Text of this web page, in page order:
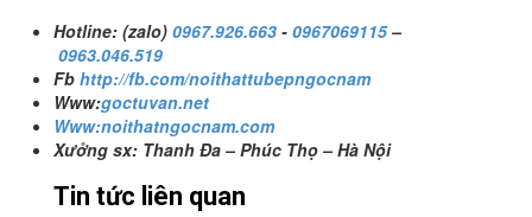
Hotline: (zalo) 0967.926.663 - 0967069115–
0963.046.519
Fb http://fb.com/noithattubepngocnam
Www:goctuvan.net
Www:noithatngocnam.com
Xưởng sx: Thanh Đa – Phúc Thọ – Hà Nội
Tin tức liên quan